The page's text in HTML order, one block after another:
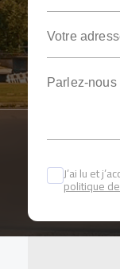
J’ai lu et
politique